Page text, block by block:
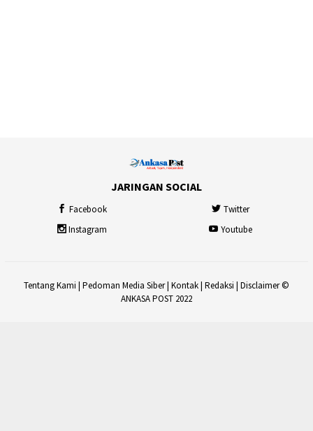
JARINGAN SOCIAL
Facebook
Twitter
Instagram
Youtube
Tentang Kami | Pedoman Media Siber| Kontak| Redaksi | Disclaimer©
ANKASA POST 2022